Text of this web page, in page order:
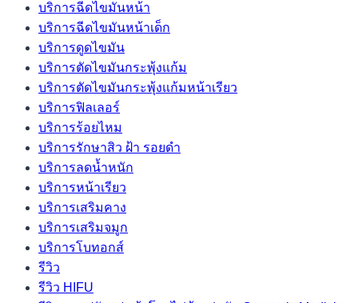
บริการฉีดไขมันหน้า
บริการฉีดไขมันหน้าเด็ก
บริการดูดไขมัน
บริการตัดไขมันกระพุ้งแก้ม
บริการตัดไขมันกระพุ้งแก้มหน้าเรียว
บริการฟิลเลอร์
บริการร้อยไหม
บริการรักษาสิว ฝ้า รอยดำ
บริการลดน้ำหนัก
บริการหน้าเรียว
บริการเสริมคาง
บริการเสริมจมูก
บริการโบทอกส์
รีวิว
รีวิว HIFU